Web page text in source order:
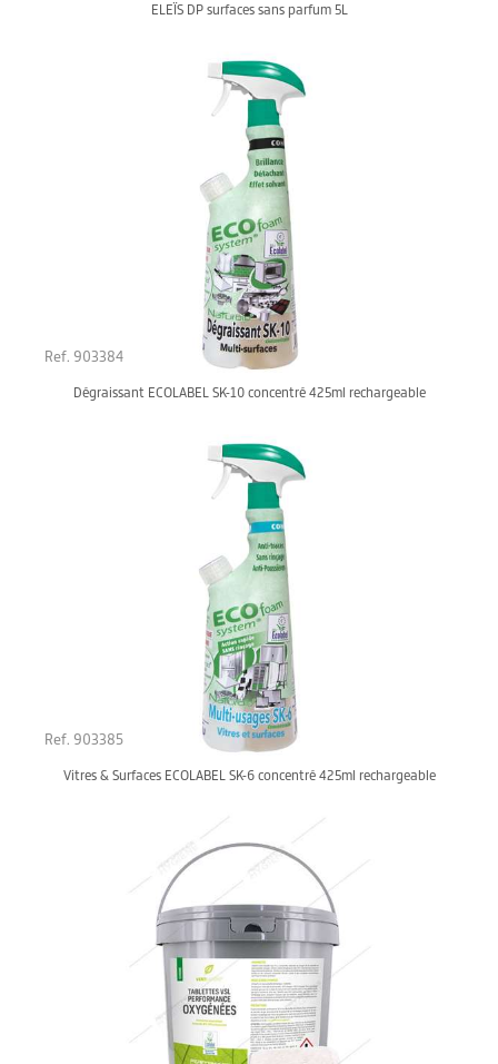
ELEÏS DP surfaces sans parfum 5L
Ref. 903384
Dégraissant ECOLABEL SK-10 concentré 425ml rechargeable
Ref. 903385
Vitres & Surfaces ECOLABEL SK-6 concentré 425ml rechargeable